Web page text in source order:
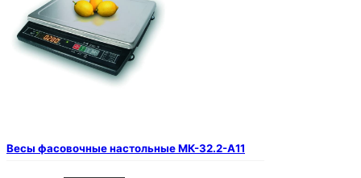
Весы фасовочные настольные МК-32.2-А11